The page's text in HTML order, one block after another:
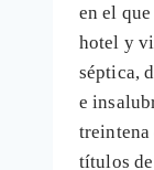
en el
hotel y
séptica,
e
treintena
títulos